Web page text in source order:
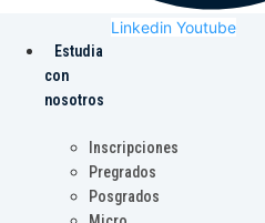
Linkedin Youtube
Estudia
con
nosotros
Inscripciones
Pregrados
Posgrados